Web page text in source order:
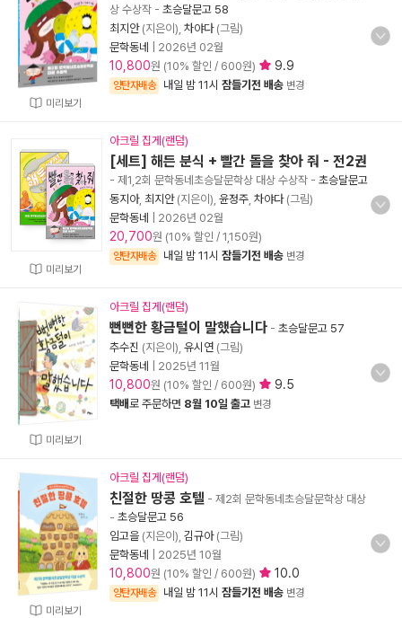
미리보기
상 수상작 - 초승달문고 58
최지안(지은이), 차야다(그림)
문학동네
2026년 02월
10,800원 (10% 할인 / 600원) 9.9
양탄자배송 내일 밤 11시 잠들기전 배송 변경
미리보기
아크릴 집게(랜덤)
[세트] 해든 분식 + 빨간 돌을 찾아 줘 - 전2권
- 제1,2회 문학동네초승달문학상 대상 수상작 - 초승달문고
동지아, 최지안(지은이), 윤정주 차야다(그림)
문학동네
2026년 02월
20,700원 (10% 할인 / 1,150원)
양탄자배송 내일 밤 11시 잠들기전 배송 변경
미리보기
아크릴 집게(랜덤)
뻔뻔한 황금털이 말했습니다 - 초승달문고 57
추수진 (지은이), 유시연 (그림)
문학동네
2025년 11월
10,800원 (10% 할인 / 600원) 9.5
택배로 주문하면 8월 10일 출고 변경
미리보기
아크릴 집게(랜덤)
친절한 땅콩 호텔 - 제2회 문학동네초승달문학상 대상
- 초승달문고 56
임고을 (지은이), 김규아(그림)
문학동네
2025년 10월
10,800원 (10% 할인 / 600원) 10.0
양탄자배송 내일 밤 11시 잠들기전 배송 변경